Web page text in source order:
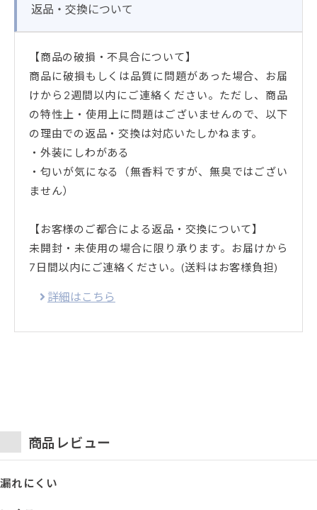
返品・交換について
【商品の破損・不具合について】
商品に破損もしくは品質に問題があった場合、お届
けから2週間以内にご連絡ください。ただし、商品
の特性上・使用上に問題はございませんので、以下
の理由での返品・交換は対応いたしかねます。
・外装にしわがある
・匂いが気になる（無香料ですが、無臭ではござい
ません）
【お客様のご都合による返品・交換について】
未開封・未使用の場合に限り承ります。お届けから
7日間以内にご連絡ください。(送料はお客様負担)
詳細はこちら
商品レビュー
漏れにくい